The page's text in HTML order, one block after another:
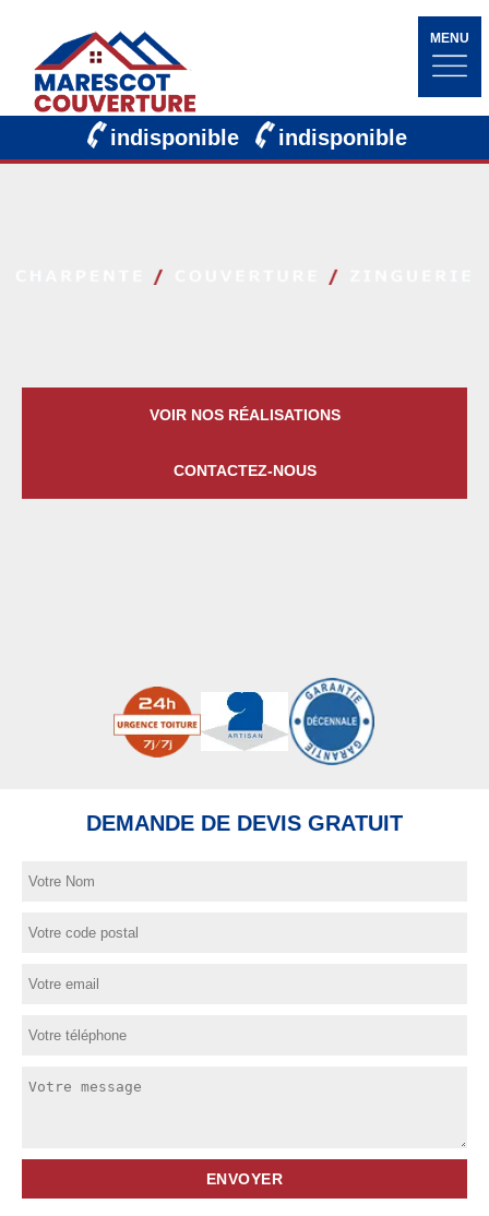
MENU
indisponible indisponible
VOIR NOS RÉALISATIONS
CONTACTEZ-NOUS
DEMANDE DE DEVIS GRATUIT